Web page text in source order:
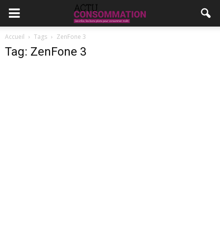
Accueil Tags ZenFone 3
Tag: ZenFone 3